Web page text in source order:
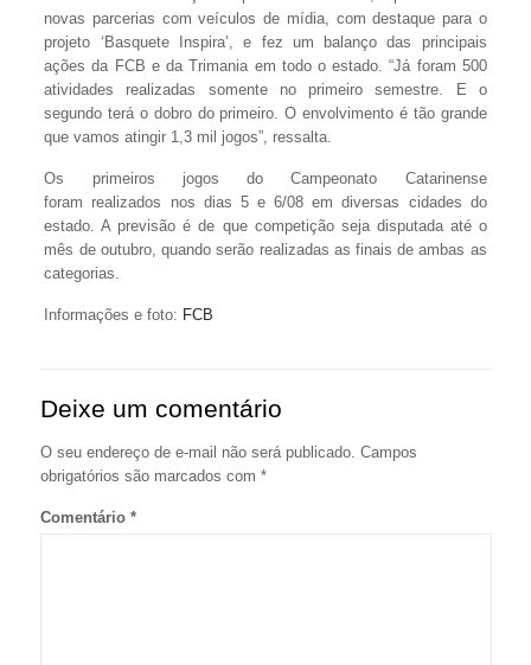
novas parcerias com veículos de mídia, com destaque para o
projeto ‘Basquete Inspira’, e fez um balanço das principais
ações da FCB e da Trimania em todo o estado. “Já foram 500
atividades realizadas somente no primeiro semestre. E o
segundo terá o dobro do primeiro. O envolvimento é tão grande
que vamos atingir 1,3 mil jogos”, ressalta.
Os primeiros jogos do Campeonato Catarinense
foram realizados nos dias 5 e 6/08 em diversas cidades do
estado. A previsão é de que competição seja disputada até o
mês de outubro, quando serão realizadas as finais de ambas as
categorias.
Informações e foto: FCB
Deixe um comentário
O seu endereço de e-mail não será publicado. Campos
obrigatórios são marcados com *
Comentário *